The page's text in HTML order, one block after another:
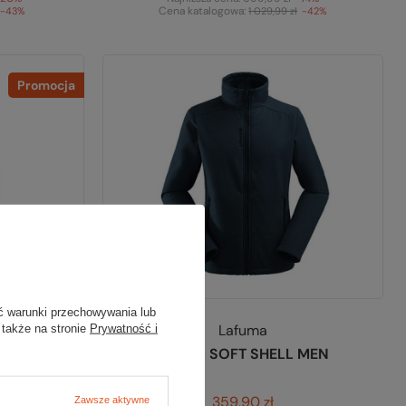
-43%
Cena katalogowa:1 029,99 zł -42%
Promocja
Lafuma
Kurtka JASPER SOFT SHELL MEN
359,90 zł
warunki przechowywania lub
na stronie Prywatność i
Zawsze aktywne